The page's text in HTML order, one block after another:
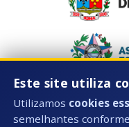
Este site utiliza
Utilizamos cookies
semelhantes